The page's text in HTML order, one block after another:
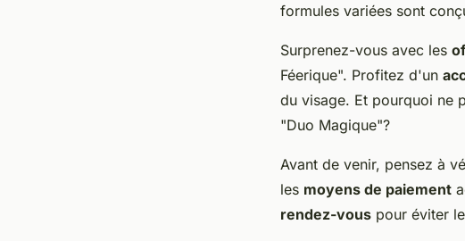
formules variées sont
Surprenez-vous avec les
Féerique". Profitez d'un
du visage. Et pourquoi ne
"Duo Magique"?
Avant de venir, pensez à
les moyens de paiement
rendez-vous pour éviter